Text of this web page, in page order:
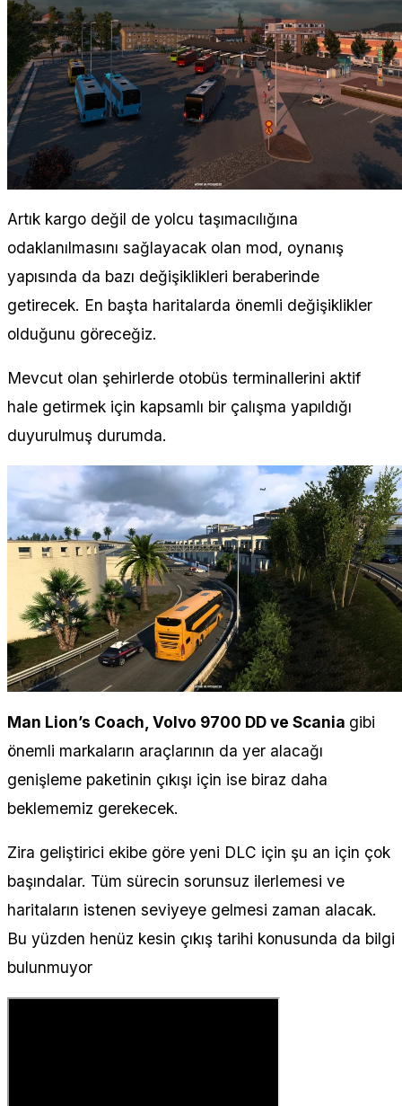
Artık kargo değil de yolcu taşımacılığına
odaklanılmasını sağlayacak olan mod, oynanış
yapısında da bazı değişiklikleri beraberinde
getirecek. En başta haritalarda önemli değişiklikler
olduğunu göreceğiz.
Mevcut olan şehirlerde otobüs terminallerini aktif
hale getirmek için kapsamlı bir çalışma yapıldığı
duyurulmuş durumda.
Man Lion’s Coach, Volvo 9700 DD ve Scania gibi
önemli markaların araçlarının da yer alacağı
genişleme paketinin çıkışı için ise biraz daha
beklememiz gerekecek.
Zira geliştirici ekibe göre yeni DLC için şu an için çok
başındalar. Tüm sürecin sorunsuz ilerlemesi ve
haritaların istenen seviyeye gelmesi zaman alacak.
Bu yüzden henüz kesin çıkış tarihi konusunda da bilgi
bulunmuyor